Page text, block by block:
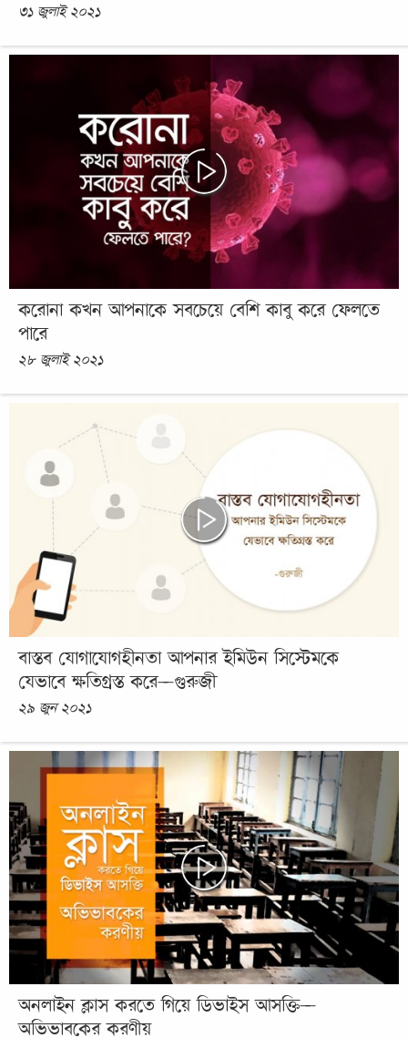
৩১ জুলাই ২০২১
করোনা কখন আপনাকে সবচেয়ে বেশি কাবু করে ফেলতে
পারে
২৮ জুলাই ২০২১
বাস্তব যোগাযোগহীনতা আপনার ইমিউন সিস্টেমকে
যেভাবে ক্ষতিগ্রস্ত করে—গুরুজী
২৯ জুন ২০২১
অনলাইন ক্লাস করতে গিয়ে ডিভাইস আসক্তি—
অভিভাবকের করণীয়